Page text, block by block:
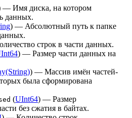
— Имя диска, на котором
данных.
) — Абсолютный путь к папке
строк в части данных.
) — Размер части данных на
) — Массив имён частей-
была сформирована
(UInt64) — Размер
без сжатия в байтах.